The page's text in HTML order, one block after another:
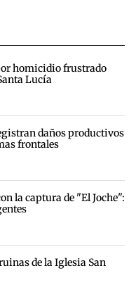
homicidio frustrado
Lucía
daños productivos
frontales
la captura de "El Joche":
de la Iglesia San